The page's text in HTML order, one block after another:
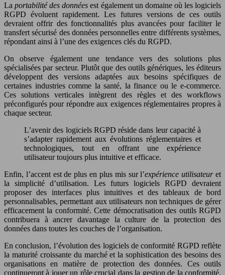
Laportabilité des données est également un domaine où les logiciels
RGPD évoluent rapidement. Les futures versions de ces outils
devraient offrir des fonctionnalités plus avancées pour faciliter le
transfert sécurisé des données personnelles entre différents systèmes,
répondant ainsi à l’une des exigences clés du RGPD.
On observe également une tendance vers des solutions plus
spécialisées par secteur. Plutôt que des outils génériques, les éditeurs
développent des versions adaptées aux besoins spécifiques de
certaines industries comme la santé, la finance ou le e-commerce.
Ces solutions verticales intègrent des règles et des workflows
préconfigurés pour répondre aux exigences réglementaires propres à
chaque secteur.
L’avenir des logiciels RGPD réside dans leur capacité à
s’adapter rapidement aux évolutions réglementaires et
technologiques, tout en offrant une expérience
utilisateur toujours plus intuitive et efficace.
Enfin, l’accent est de plus en plus mis sur l’expérience utilisateuret
la simplicité d’utilisation. Les futurs logiciels RGPD devraient
proposer des interfaces plus intuitives et des tableaux de bord
personnalisables, permettant aux utilisateurs non techniques de gérer
efficacement la conformité. Cette démocratisation des outils RGPD
contribuera à ancrer davantage la culture de la protection des
données dans toutes les couches de l’organisation.
En conclusion, l’évolution des logiciels de conformité RGPD reflète
la maturité croissante du marché et la sophistication des besoins des
organisations en matière de protection des données. Ces outils
continueront à jouer un rôle crucial dans la gestion de la conformité,